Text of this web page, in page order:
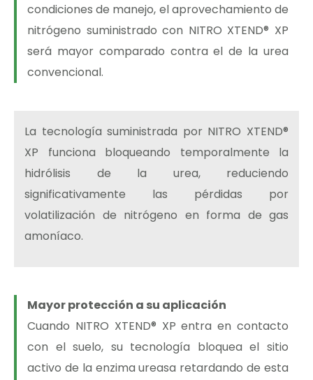
condiciones de manejo, el aprovechamiento de
nitrógeno suministrado con NITRO XTEND® XP
será mayor comparado contra el de la urea
convencional.
La tecnología suministrada por NITRO XTEND®
XP funciona bloqueando temporalmente la
hidrólisis de la urea, reduciendo
significativamente las pérdidas por
volatilización de nitrógeno en forma de gas
amoníaco.
Mayor protección a su aplicación
Cuando NITRO XTEND® XP entra en contacto
con el suelo, su tecnología bloquea el sitio
activo de la enzima ureasa retardando de esta